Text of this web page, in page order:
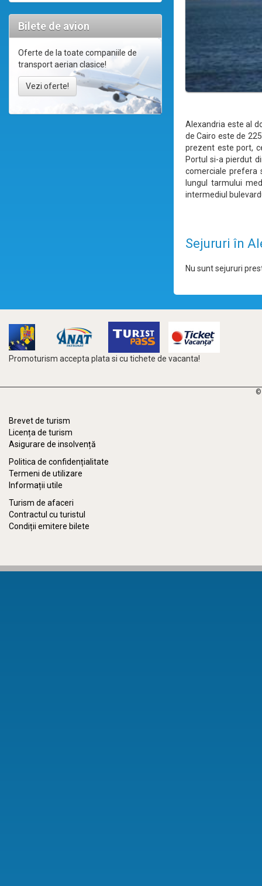
Bilete de avion
Oferte de la toate companiile de
transport aerian clasice!
Vezi oferte!
Alexandria este al
de Cairo este de
prezent este port,
Portul si-a pierdut
comerciale prefera
lungul tarmului
intermediul
Sejururi în
Nu sunt sejururi
Promoturism accepta plata si cu tichete de vacanta!
©
Brevet de turism
Licența de turism
Asigurare de insolvență
Politica de confidențialitate
Termeni de utilizare
Informații utile
Turism de afaceri
Contractul cu turistul
Condiții emitere bilete